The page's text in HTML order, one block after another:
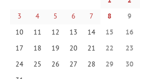
3
4 5 6 7 8
9
10
11 12 13 14 15
16
17
18 19 20 21 22
23
24
25 26 27 28 29
30